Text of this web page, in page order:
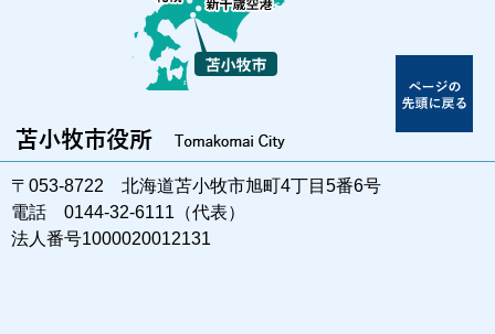
〒053-8722 北海道苫小牧市旭町4丁目5番6号
電話 0144-32-6111（代表）
法人番号1000020012131